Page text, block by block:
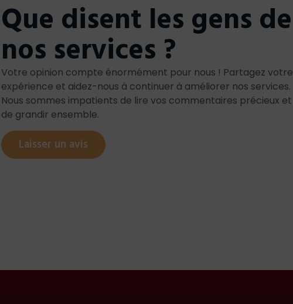
Que disent les gens de
nos services ?
Votre opinion compte énormément pour nous ! Partagez votre
expérience et aidez-nous à continuer à améliorer nos services.
Nous sommes impatients de lire vos commentaires précieux et
de grandir ensemble.
Laisser un avis
pour trouver un ostéopathe qui répondait à mes besoins, je
perle rare ! Anthony m'a sauvée à plusieurs reprises à la suite
à d’anciennes blessures, blocages émotionnels, etc…
occasion d’en apprendre plus sur son propre corps et de
à 100%!